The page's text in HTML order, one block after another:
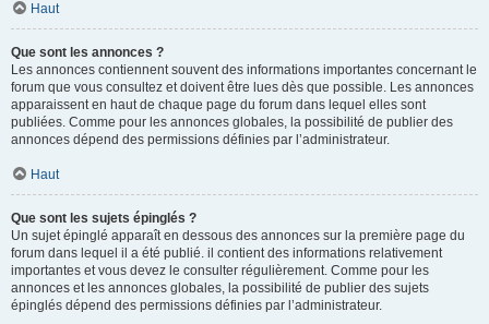
Haut
Que sont les annonces ?
Les annonces contiennent souvent des informations importantes concernant le
forum que vous consultez et doivent être lues dès que possible. Les annonces
apparaissent en haut de chaque page du forum dans lequel elles sont
publiées. Comme pour les annonces globales, la possibilité de publier des
annonces dépend des permissions définies par l’administrateur.
Haut
Que sont les sujets épinglés ?
Un sujet épinglé apparaît en dessous des annonces sur la première page du
forum dans lequel il a été publié. il contient des informations relativement
importantes et vous devez le consulter régulièrement. Comme pour les
annonces et les annonces globales, la possibilité de publier des sujets
épinglés dépend des permissions définies par l’administrateur.